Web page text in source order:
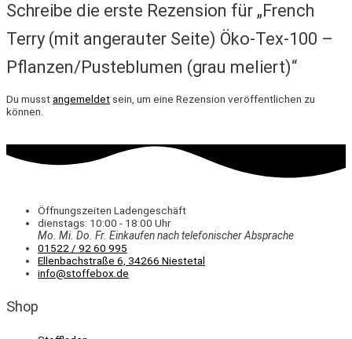
Schreibe die erste Rezension für „French
Terry (mit angerauter Seite) Öko-Tex-100 –
Pflanzen/Pusteblumen (grau meliert)“
Du musstangemeldet sein, um eine Rezension veröffentlichen zu
können.
Öffnungszeiten Ladengeschäft
dienstags: 10:00 - 18:00 Uhr
Mo. Mi. Do. Fr. Einkaufennach telefonischer Absprache
01522 / 92 60 995
Ellenbachstraße 6, 34266 Niestetal
info@stoffebox.de
Shop